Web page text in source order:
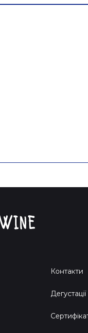
Контакти
Дегустації